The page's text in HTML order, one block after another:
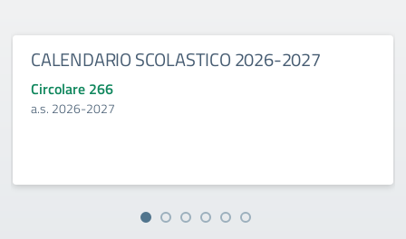
CALENDARIO SCOLASTICO 2026-2027
Circolare 266
a.s. 2026-2027